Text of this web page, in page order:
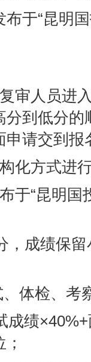
于“昆明
审人员进
到低分
申请交到报
化方式进
于“昆明
，成绩保
体检、考
成绩